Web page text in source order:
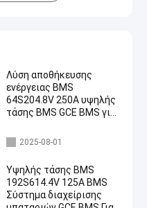
Λύση αποθήκευσης
ενέργειας BMS
64S204.8V 250A υψηλής
τάσης BMS GCE BMS για
λιθίου Lifepo4 μπαταρία
Ενεργειακή αποθήκευση BMS
2025-08-01
Υψηλής τάσης BMS
192S614.4V 125A BMS
Σύστημα διαχείρισης